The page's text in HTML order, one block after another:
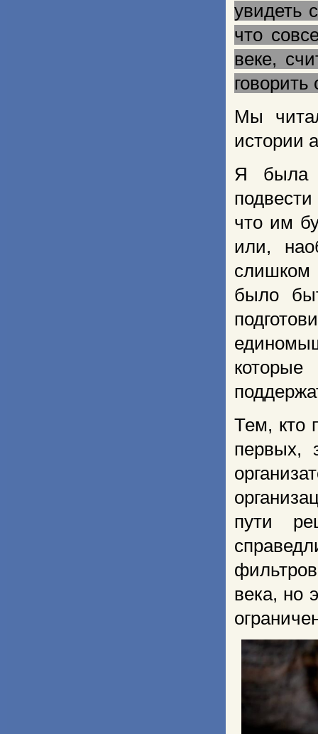
увидеть
что
веке,
говорить
Мы
истории
Я была
что им
или,
слишком
было
Тем, кто
первых,
пути
века, но